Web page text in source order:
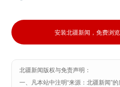
安装北疆新闻，免费浏
北疆新闻版权与免责声明：
一、凡本站中注明“来源：北疆新闻”